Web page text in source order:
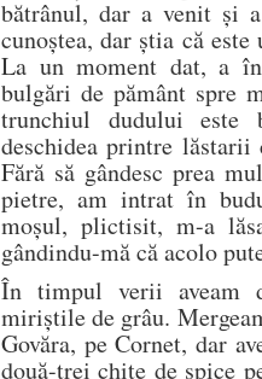
bătrânul, dar a venit și
cunoștea, dar știa că
La un moment dat, a
bulgări de pământ spre
trunchiul dudului este
deschidea printre
Fără să gândesc prea
pietre, am intrat în
moșul, plictisit, m-a
gândindu-mă că acolo
În timpul verii aveam
miriștile de grâu.
Govăra, pe Cornet, dar
două-trei chite de spice